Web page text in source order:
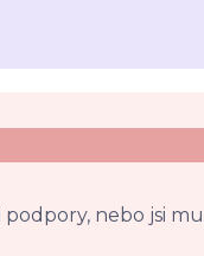
podpory, nebo jsi